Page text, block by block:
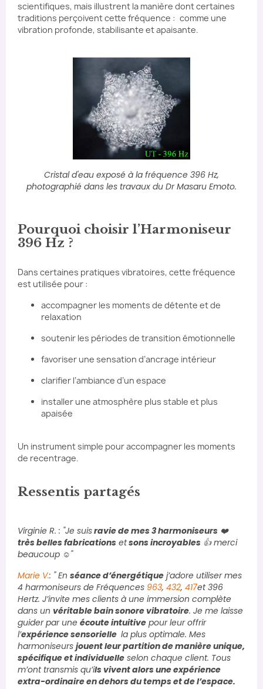
scientifiques, mais illustrent la manière dont certaines
traditions perçoivent cette fréquence : comme une
vibration profonde, stabilisante et apaisante.
Cristal d'eau exposé à la fréquence 396 Hz,
photographié dans les travaux du Dr Masaru Emoto.
Pourquoi choisir l’Harmoniseur
396 Hz ?
Dans certaines pratiques vibratoires, cette fréquence
est utilisée pour :
accompagner les moments de détente et de
relaxation
soutenir les périodes de transition émotionnelle
favoriser une sensation d’ancrage intérieur
clarifier l’ambiance d’un espace
installer une atmosphère plus stable et plus
apaisée
Un instrument simple pour accompagner les moments
de recentrage.
Ressentis partagés
Virginie R. : "Je suisravie de mes 3 harmoniseurs ❤️
très belles fabrications etsons incroyables 👍 merci
beaucoup ☺️"
Marie V.: " En séance d’énergétique j’adore utiliser mes
4 harmoniseurs de Fréquences 963, 432, 417et 396
Hertz. J’invite mes clients à une immersion complète
dans un véritable bain sonore vibratoire. Je me laisse
guider par une écoute intuitive pour leur offrir
l’expérience sensorielle la plus optimale. Mes
harmoniseurs jouent leur partition de manière unique,
spécifique et individuelle selon chaque client. Tous
m’ont transmis qu’ils vivent alors une expérience
extra-ordinaire en dehors du temps et de l’espace.